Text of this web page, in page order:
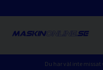
Du har väl inte missat